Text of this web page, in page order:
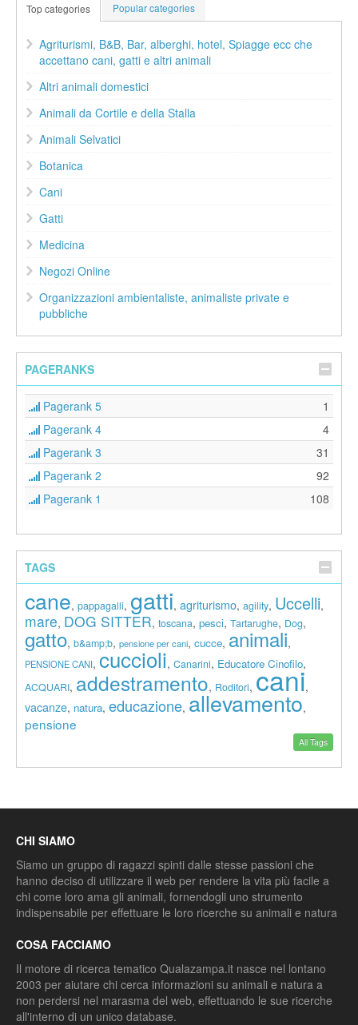
Top categories Popular categories
Agriturismi, B&B, Bar, alberghi, hotel, Spiagge ecc che
accettano cani, gatti e altri animali
Altri animali domestici
Animali da Cortile e della Stalla
Animali Selvatici
Botanica
Cani
Gatti
Medicina
Negozi Online
Organizzazioni ambientaliste, animaliste private e
pubbliche
PAGERANKS
Pagerank 5
1
Pagerank 4
4
Pagerank 3
31
Pagerank 2
92
Pagerank 1
108
TAGS
cane, pappagalli, gatti, agriturismo, agility, Uccelli,
mare, DOG SITTER, toscana, pesci, Tartarughe, Dog,
gatto, b&amp;b, pensione per cani, cucce, animali,
PENSIONE CANI, cuccioli, Canarini, Educatore Cinofilo,
ACQUARI, addestramento, Roditori, cani,
vacanze, natura, educazione, allevamento,
pensione
All Tags
CHI SIAMO
Siamo un gruppo di ragazzi spinti dalle stesse passioni che
hanno deciso di utilizzare il web per rendere la vita più facile a
chi come loro ama gli animali, fornendogli uno strumento
indispensabile per effettuare le loro ricerche su animali e natura
COSA FACCIAMO
Il motore di ricerca tematico Qualazampa.it nasce nel lontano
2003 per aiutare chi cerca informazioni su animali e natura a
non perdersi nel marasma del web, effettuando le sue ricerche
all'interno di un unico database.